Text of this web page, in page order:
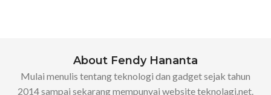
About Fendy Hananta
Mulai menulis tentang teknologi dan gadget sejak tahun
2014 sampai sekarang mempunyai website teknolagi.net.